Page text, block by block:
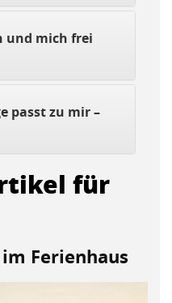
und mich frei
passt zu mir –
für
Ferienhaus